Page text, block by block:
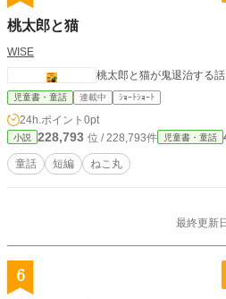
桃太郎と猫
WISE
桃太郎と猫が鬼退治する
児童書・童話 連載中 ｼｮｰﾄｼｮｰﾄ
24h.ポイント 0pt
小説 228,793 位 / 228,793件 児童書・童話
童話 短編 ねこ丸
最終更新
6